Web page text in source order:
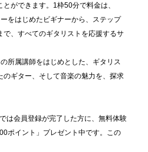
ができます。1枠50分で料金は、
をはじめたビギナーから、ステップ
で、すべてのギタリストを応援するサ
所属講師をはじめとした、ギタリス
のギター、そして音楽の魅力を、探求
は会員登録が完了した方に、無料体験
ポイント」プレゼント中です。この